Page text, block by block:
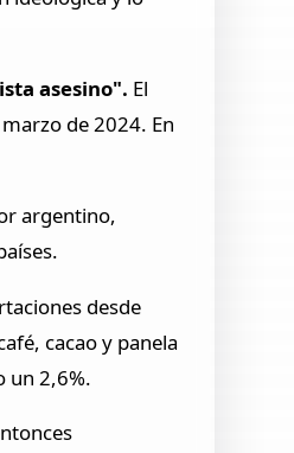
asesino". El
de 2024. En
argentino,
desde
cacao y panela
un 2,6%.